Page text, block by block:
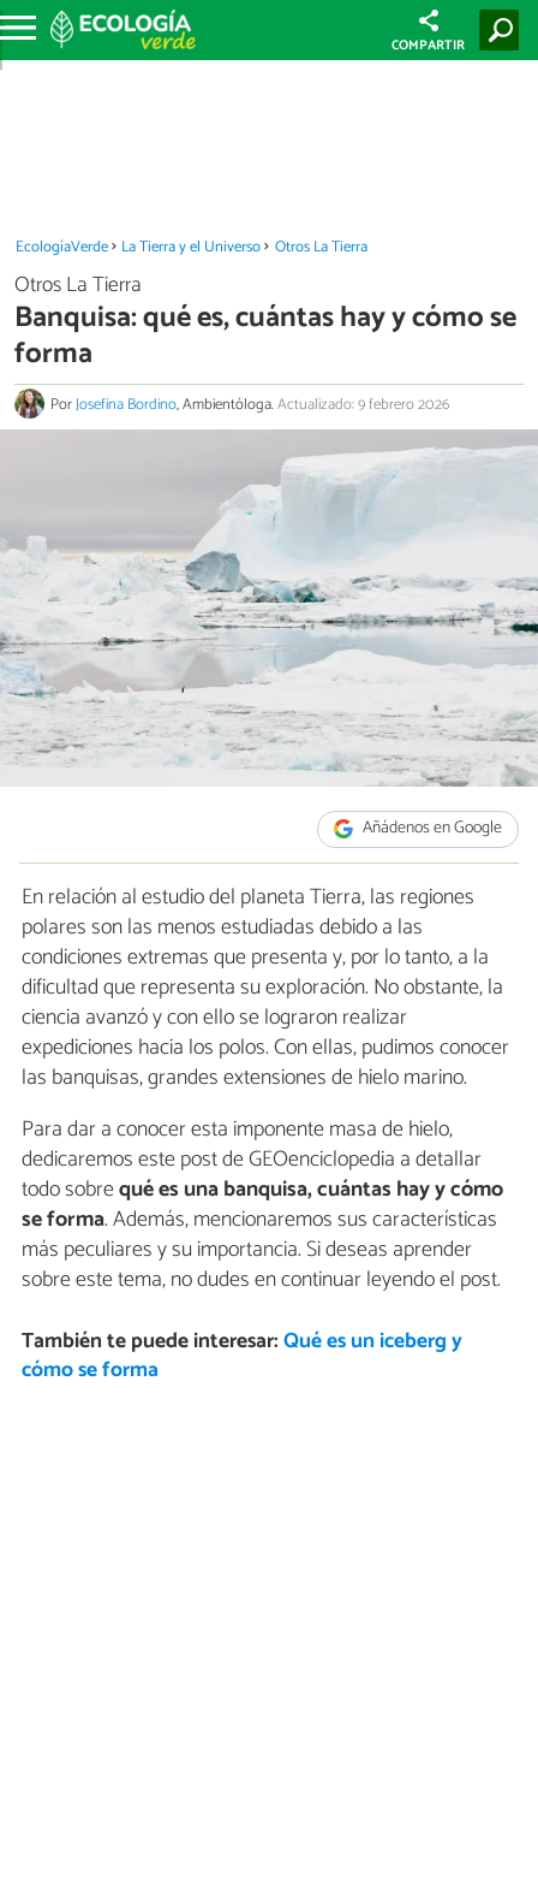
COMPARTIR
EcologíaVerde La Tierra y el Universo Otros La Tierra
Otros La Tierra
Banquisa: qué es, cuántas hay y cómo se
forma
PorJosefina Bordino, Ambientóloga.Actualizado: 9 febrero 2026
Añádenos en Google
En relación al estudio del planeta Tierra, las regiones
polares son las menos estudiadas debido a las
condiciones extremas que presenta y, por lo tanto, a la
dificultad que representa su exploración. No obstante, la
ciencia avanzó y con ello se lograron realizar
expediciones hacia los polos. Con ellas, pudimos conocer
las banquisas, grandes extensiones de hielo marino.
Para dar a conocer esta imponente masa de hielo,
dedicaremos este post de GEOenciclopedia a detallar
todo sobrequé es una banquisa, cuántas hay y cómo
se forma. Además, mencionaremos sus características
más peculiares y su importancia. Si deseas aprender
sobre este tema, no dudes en continuar leyendo el post.
También te puede interesar:Qué es un iceberg y
cómo se forma